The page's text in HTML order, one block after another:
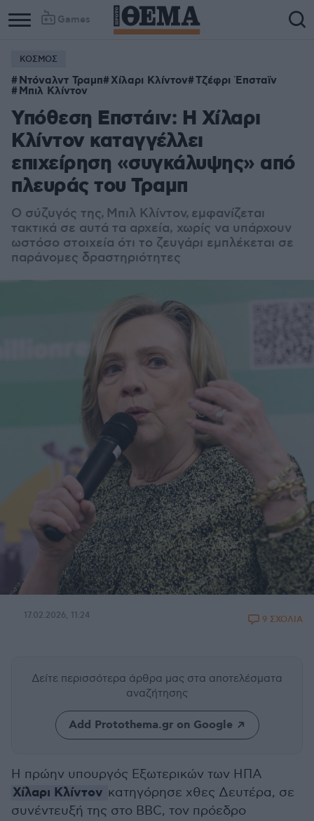
Games
Column
1
Column
2
ΚΟΣΜΟΣ
Ντόναλντ Τραμπ Χίλαρι Κλίντον Τζέφρι Έπσταϊν
Μπιλ Κλίντον
Υπόθεση Επστάιν: Η Χίλαρι
Κλίντον καταγγέλλει
επιχείρηση «συγκάλυψης» από
πλευράς του Τραμπ
Ο σύζυγός της, Μπιλ Κλίντον, εμφανίζεται
τακτικά σε αυτά τα αρχεία, χωρίς να υπάρχουν
ωστόσο στοιχεία ότι το ζευγάρι εμπλέκεται σε
παράνομες δραστηριότητες
17.02.2026, 11:24 9 ΣΧΟΛΙΑ
Δείτε περισσότερα άρθρα μας στα αποτελέσματα
αναζήτησης
Add Protothema.gr on Google
Η πρώην υπουργός Εξωτερικών των ΗΠΑ
Χίλαρι Κλίντον κατηγόρησε χθες Δευτέρα, σε
συνέντευξή της στο BBC, τον πρόεδρο